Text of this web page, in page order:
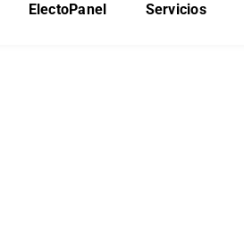
ElectoPanel Servicios